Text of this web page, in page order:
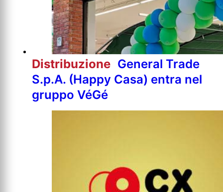
Distribuzione General Trade
S.p.A. (Happy Casa) entra nel
gruppo VéGé